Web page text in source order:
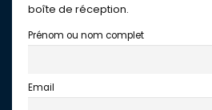
boîte de réception.
Prénom ou nom complet
Email